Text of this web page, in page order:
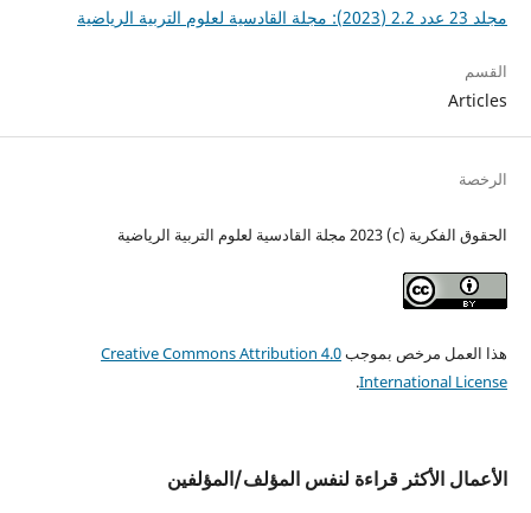
مجلد 23 عدد 2.2 (2023): مجلة القادسية لعلوم التربية الرياضية
القسم
Articles
الرخصة
الحقوق الفكرية (c) 2023 مجلة القادسية لعلوم التربية الرياضية
هذا العمل مرخص بموجبCreative Commons Attribution 4.0
International License
.
الأعمال الأكثر قراءة لنفس المؤلف/المؤلفين